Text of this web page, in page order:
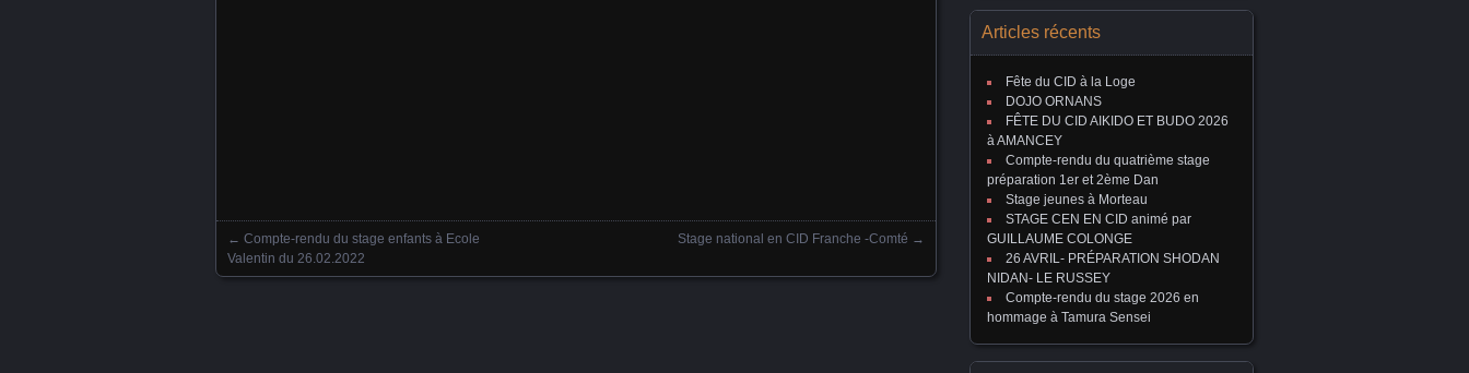
Posts navigation
← Compte-rendu du stage enfants à Ecole
Valentin du 26.02.2022
Stage national en CID Franche -Comté →
Articles récents
Fête du CID à la Loge
DOJO ORNANS
FÊTE DU CID AIKIDO ET BUDO 2026
à AMANCEY
Compte-rendu du quatrième stage
préparation 1er et 2ème Dan
Stage jeunes à Morteau
STAGE CEN EN CID animé par
GUILLAUME COLONGE
26 AVRIL- PRÉPARATION SHODAN
NIDAN- LE RUSSEY
Compte-rendu du stage 2026 en
hommage à Tamura Sensei